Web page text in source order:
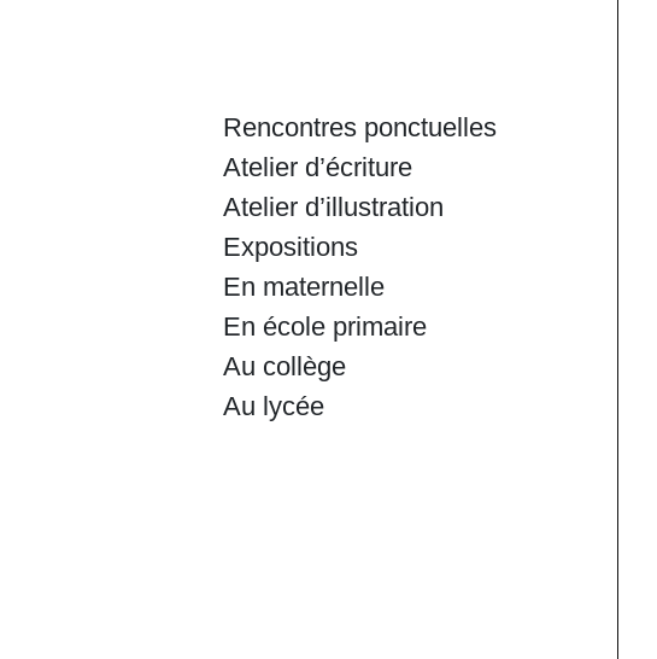
Rencontres ponctuelles
Atelier d’écriture
Atelier d’illustration
Expositions
En maternelle
En école primaire
Au collège
Au lycée